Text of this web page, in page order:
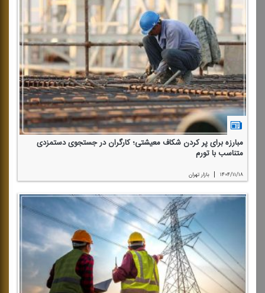
مبارزه برای پر كردن شكاف معیشتی؛ كارگران در جستجوی دستمزدی
متناسب با تورم
۱۴۰۴/۱۱/۱۸ | بازار تهران